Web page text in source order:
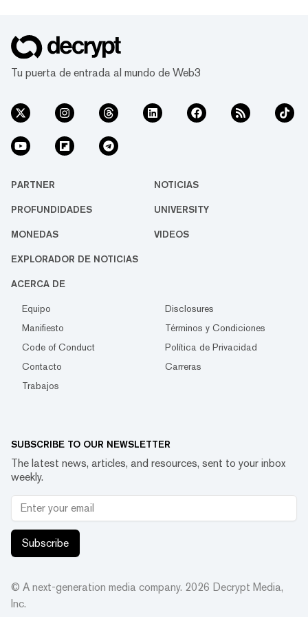
Tu puerta de entrada al mundo de Web3
PARTNER NOTICIAS
PROFUNDIDADES UNIVERSITY
MONEDAS VIDEOS
EXPLORADOR DE NOTICIAS
ACERCA DE
Equipo
Disclosures
Manifiesto
Términos y Condiciones
Code of Conduct
Política de Privacidad
Contacto
Carreras
Trabajos
SUBSCRIBE TO OUR NEWSLETTER
The latest news, articles, and resources, sent to your inbox
weekly.
Subscribe
© A next-generation media company. 2026 Decrypt Media,
Inc.